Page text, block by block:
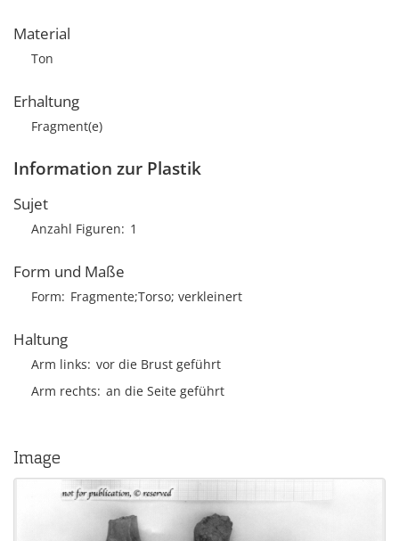
Material
Ton
Erhaltung
Fragment(e)
Information zur Plastik
Sujet
Anzahl Figuren 1
Form und Maße
Form Fragmente;Torso; verkleinert
Haltung
Arm links vor die Brust geführt
Arm rechts an die Seite geführt
Image